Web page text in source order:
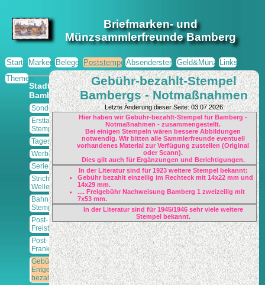
Briefmarken- und
Münzsammlerfreunde Bamberg
Start Marken Belege PoststempelAbsenderstempelGeld&MünzenLinks
Themen
Stadt
Bamberg
Sonderstempel
Ersttags-
Stempel
Tagesstempel
Werbestempel
Serienstempel
Strich-/
Wellenstempel
Bahnpost-
Stempel
Post-
Freistempler
Post-
Frankierservice
Gebühr /
Entgelt
bezahlt
Gebühr-bezahlt-Stempel
Bambergs - Notmaßnahmen
Letzte Änderung dieser Seite: 03.07.2026
Hier haben wir Gebühr-bezahlt-Stempel für Bamberg -
Notmaßnahmen - zusammengestellt.
Bei einigen Stempeln wären bessere Abbildungen
notwendig. Wir bitten alle Sammlerfreunde eventuell
vorhandenes Material zur Verfügung zustellen (Original
oder Scann).
Dies gilt auch für Ergänzungen und Berichtigungen.
In der Literatur sind für 1923 weitere Stempel bekannt:
Gebühr bezahlt einzeilig im Rechteck mit 14x22 mm und
14x29 mm.
.... Freigebühr Nachweisung Bamberg 1 zweizeilig mit
7x53 mm.
In der Literatur sind für 1945/1946 sehr viele weitere
Stempel bekannt.